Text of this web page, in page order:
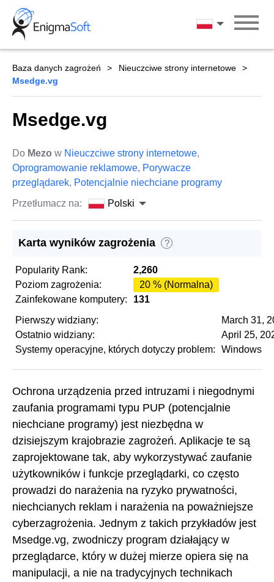
Skip
content
Polski
Baza danych zagrożeń
Nieuczciwe strony internetowe
Msedge.vg
Msedge.vg
Do Mezo w Nieuczciwe strony internetowe,
Oprogramowanie reklamowe, Porywacze
przeglądarek, Potencjalnie niechciane programy
Przetłumacz na:
Polski
Karta wyników zagrożenia ?
Popularity Rank:
2,260
Poziom zagrożenia:
20 % (Normalna)
Zainfekowane komputery:
131
Pierwszy widziany:
March 31,
Ostatnio widziany:
April 25,
Systemy operacyjne, których dotyczy problem:
Windows
Ochrona urządzenia przed intruzami i niegodnymi
zaufania programami typu PUP (potencjalnie
niechciane programy) jest niezbędna w
dzisiejszym krajobrazie zagrożeń. Aplikacje te są
zaprojektowane tak, aby wykorzystywać zaufanie
użytkowników i funkcje przeglądarki, co często
prowadzi do narażenia na ryzyko prywatności,
niechcianych reklam i narażenia na poważniejsze
cyberzagrożenia. Jednym z takich przykładów jest
Msedge.vg, zwodniczy program działający w
przeglądarce, który w dużej mierze opiera się na
manipulacji, a nie na tradycyjnych technikach